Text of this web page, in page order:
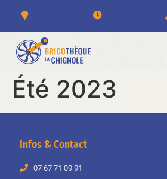
Été 2023
Infos & Contact
07 67 71 09 91